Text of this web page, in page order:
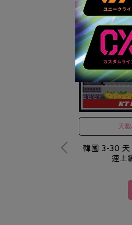
天
韓國 3-30 天
速上